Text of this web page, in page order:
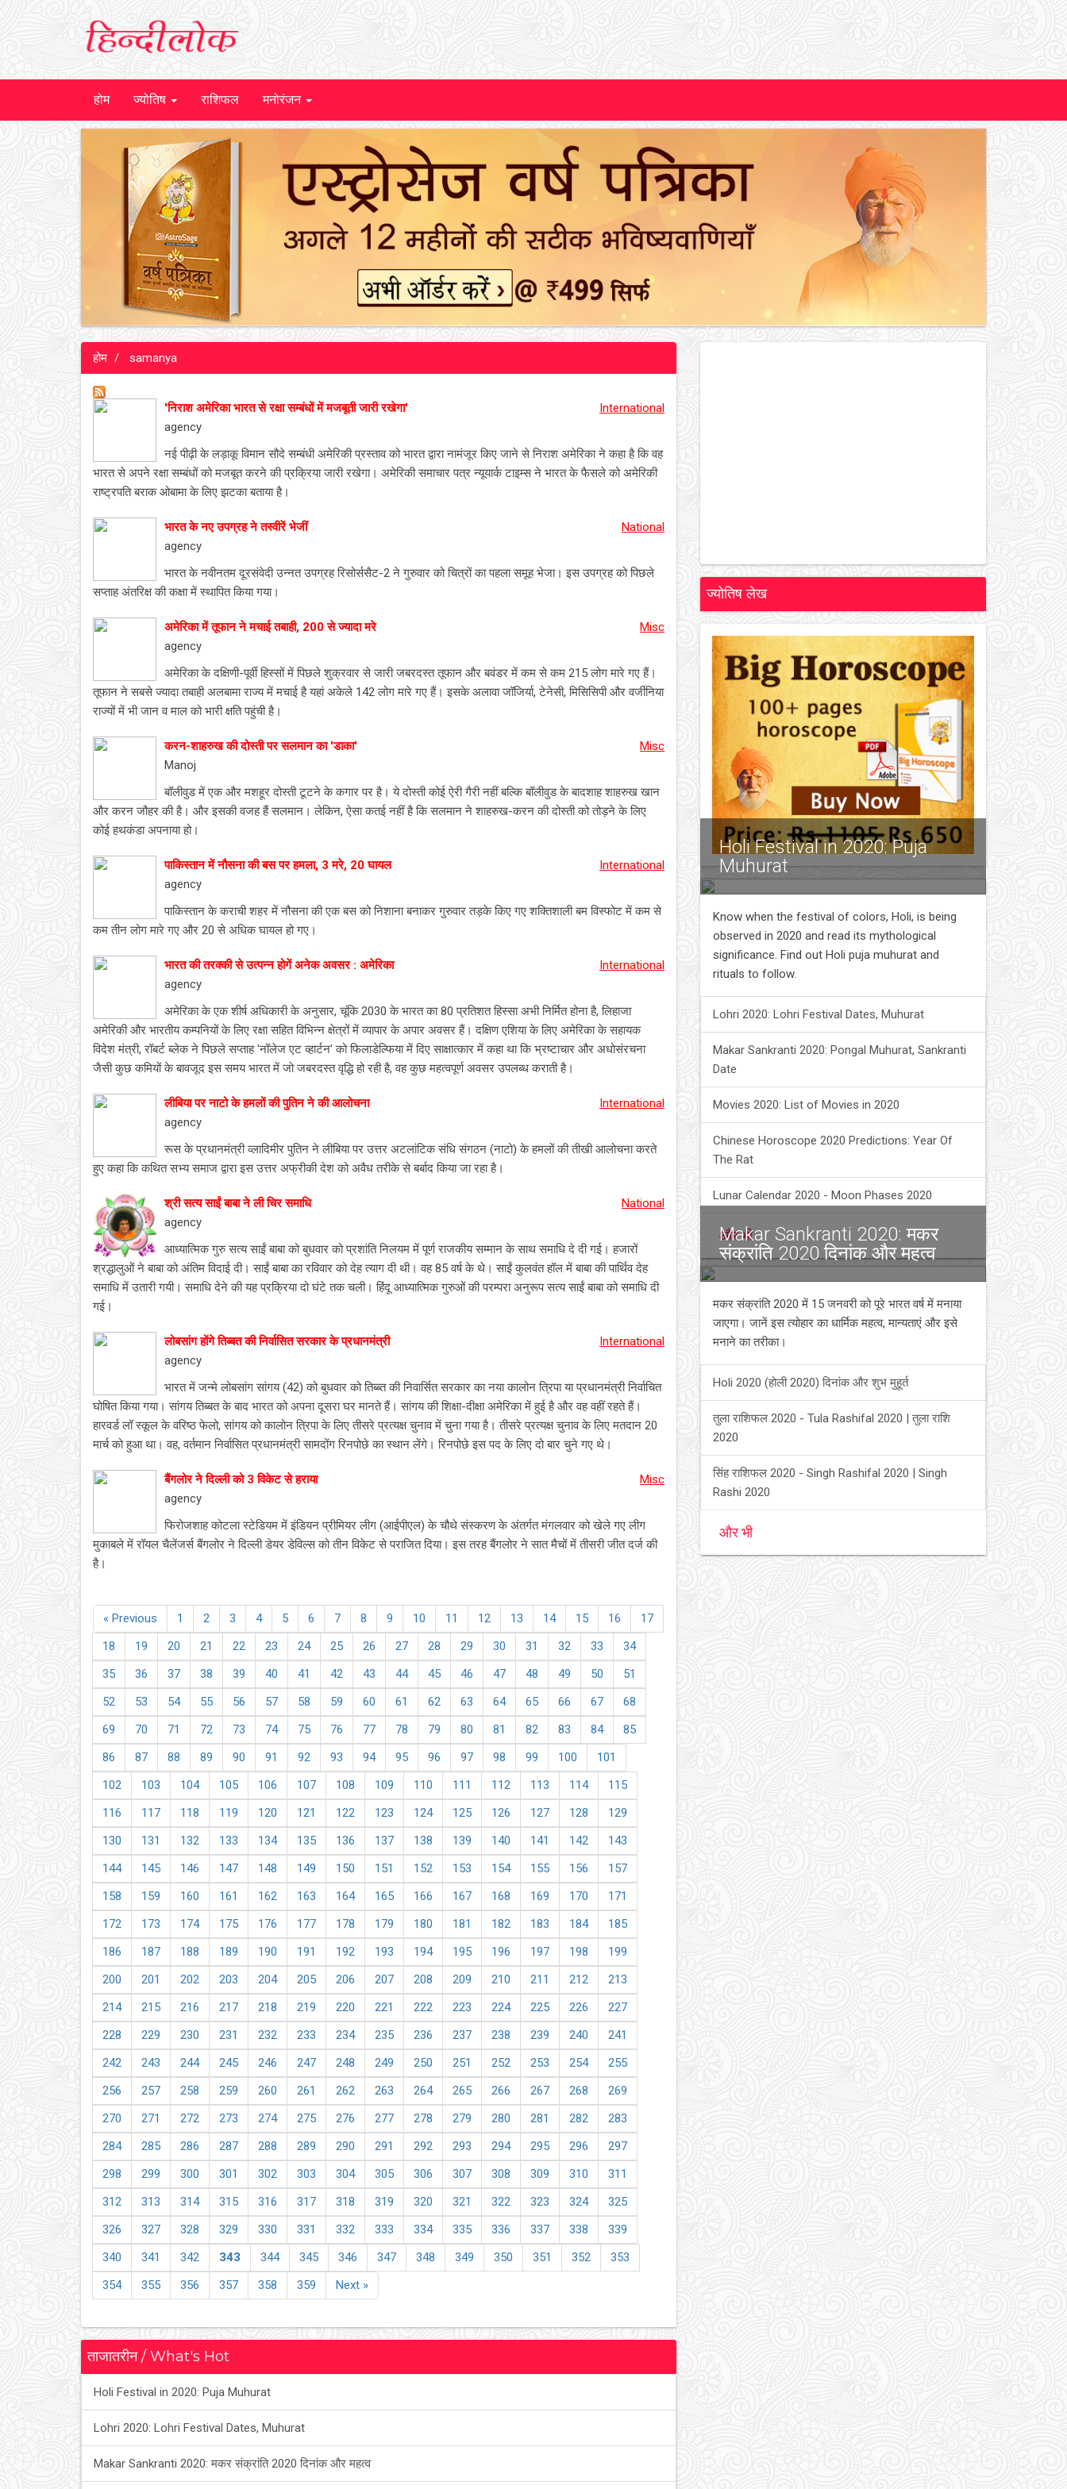
होम ज्योतिष राशिफल मनोरंजन
होम samanya
'निराश अमेरिका भारत से रक्षा सम्बंधों में मजबूती जारी रखेगा'
International
agency
नई पीढ़ी के लड़ाकू विमान सौदे सम्बंधी अमेरिकी प्रस्ताव को भारत द्वारा नामंजूर किए जाने से निराश अमेरिका ने कहा है कि वह
भारत से अपने रक्षा सम्बंधों को मजबूत करने की प्रक्रिया जारी रखेगा। अमेरिकी समाचार पत्र न्यूयार्क टाइम्स ने भारत के फैसले को अमेरिकी
राष्ट्रपति बराक ओबामा के लिए झटका बताया है।
भारत के नए उपग्रह ने तस्वीरें भेजीं
National
agency
भारत के नवीनतम दूरसंवेदी उन्नत उपग्रह रिसोर्ससैट-2 ने गुरुवार को चित्रों का पहला समूह भेजा। इस उपग्रह को पिछले
सप्ताह अंतरिक्ष की कक्षा में स्थापित किया गया।
अमेरिका में तूफान ने मचाई तबाही, 200 से ज्यादा मरे
Misc
agency
अमेरिका के दक्षिणी-पूर्वी हिस्सों में पिछले शुक्रवार से जारी जबरदस्त तूफान और बवंडर में कम से कम 215 लोग मारे गए हैं।
तूफान ने सबसे ज्यादा तबाही अलबामा राज्य में मचाई है यहां अकेले 142 लोग मारे गए हैं। इसके अलावा जॉजिर्या, टेनेसी, मिसिसिपी और वर्जीनिया
राज्यों में भी जान व माल को भारी क्षति पहुंची है।
करन-शाहरुख की दोस्ती पर सलमान का 'डाका'
Misc
Manoj
बॉलीवुड में एक और मशहूर दोस्ती टूटने के कगार पर है। ये दोस्ती कोई ऐरी गैरी नहीं बल्कि बॉलीवुड के बादशाह शाहरुख खान
और करन जौहर की है। और इसकी वजह हैं सलमान। लेकिन, ऐसा कतई नहीं है कि सलमान ने शाहरुख-करन की दोस्ती को तोड़ने के लिए
कोई हथकंडा अपनाया हो।
पाकिस्तान में नौसना की बस पर हमला, 3 मरे, 20 घायल
International
agency
पाकिस्तान के कराची शहर में नौसना की एक बस को निशाना बनाकर गुरुवार तड़के किए गए शक्तिशाली बम विस्फोट में कम से
कम तीन लोग मारे गए और 20 से अधिक घायल हो गए।
भारत की तरक्‍की से उत्‍पन्‍न होगें अनेक अवसर : अमेरिका
International
agency
अमेरिका के एक शीर्ष अधिकारी के अनुसार, चूंकि 2030 के भारत का 80 प्रतिशत हिस्सा अभी निर्मित होना है, लिहाजा
अमेरिकी और भारतीय कम्पनियों के लिए रक्षा सहित विभिन्न क्षेत्रों में व्यापार के अपार अवसर हैं। दक्षिण एशिया के लिए अमेरिका के सहायक
विदेश मंत्री, रॉबर्ट ब्लेक ने पिछले सप्ताह 'नॉलेज एट व्हार्टन' को फिलाडेल्फिया में दिए साक्षात्कार में कहा था कि भ्रष्टाचार और अधोसंरचना
जैसी कुछ कमियों के बावजूद इस समय भारत में जो जबरदस्त वृद्धि हो रही है, वह कुछ महत्वपूर्ण अवसर उपलब्ध कराती है।
लीबिया पर नाटो के हमलों की पुतिन ने की आलोचना
International
agency
रूस के प्रधानमंत्री व्लादिमीर पुतिन ने लीबिया पर उत्तर अटलांटिक संधि संगठन (नाटो) के हमलों की तीखी आलोचना करते
हुए कहा कि कथित सभ्य समाज द्वारा इस उत्तर अफ्रीकी देश को अवैध तरीके से बर्बाद किया जा रहा है।
श्री सत्य साईं बाबा ने ली चिर समाधि
National
agency
आध्यात्मिक गुरु सत्य साईं बाबा को बुधवार को प्रशांति निलयम में पूर्ण राजकीय सम्मान के साथ समाधि दे दी गई। हजारों
श्रद्धालुओं ने बाबा को अंतिम विदाई दी। साईं बाबा का रविवार को देह त्याग दी थी। वह 85 वर्ष के थे। साईं कुलवंत हॉल में बाबा की पार्थिव देह
समाधि में उतारी गयी। समाधि देने की यह प्रक्रिया दो घंटे तक चली। हिंदू आध्यात्मिक गुरुओं की परम्परा अनुरूप सत्य साईं बाबा को समाधि दी
गई।
लोबसांग होंगे तिब्‍बत की निर्वासित सरकार के प्रधानमंत्री
International
agency
भारत में जन्मे लोबसांग सांगय (42) को बुधवार को तिब्ब्त की निवार्सित सरकार का नया कालोन त्रिपा या प्रधानमंत्री निर्वाचित
घोषित किया गया। सांगय तिब्बत के बाद भारत को अपना दूसरा घर मानते हैं। सांगय की शिक्षा-दीक्षा अमेरिका में हुई है और वह वहीं रहते हैं।
हारवर्ड लॉ स्कूल के वरिष्ठ फेलो, सांगय को कालोन त्रिपा के लिए तीसरे प्रत्यक्ष चुनाव में चुना गया है। तीसरे प्रत्यक्ष चुनाव के लिए मतदान 20
मार्च को हुआ था। वह, वर्तमान निर्वासित प्रधानमंत्री सामदोंग रिनपोछे का स्थान लेंगे। रिनपोछे इस पद के लिए दो बार चुने गए थे।
बैंगलोर ने दिल्ली को 3 विकेट से हराया
Misc
agency
फिरोजशाह कोटला स्टेडियम में इंडियन प्रीमियर लीग (आईपीएल) के चौथे संस्करण के अंतर्गत मंगलवार को खेले गए लीग
मुकाबले में रॉयल चैलेंजर्स बैंगलोर ने दिल्ली डेयर डेविल्स को तीन विकेट से पराजित दिया। इस तरह बैंगलोर ने सात मैचों में तीसरी जीत दर्ज की
है।
« Previous 1 2 3 4 5 6 7 8 9 10 11 12 13 14 15 16
17
18
19 20 21 22 23 24 25 26 27 28 29 30 31 32 33
34
35
36 37 38 39 40 41 42 43 44 45 46 47 48 49 50
51
52
53 54 55 56 57 58 59 60 61 62 63 64 65 66 67
68
69
70 71 72 73 74 75 76 77 78 79 80 81 82 83 84
85
86
87 88 89 90 91 92 93 94 95 96 97 98 99 100
101
102
103 104 105 106 107 108 109 110 111 112 113 114
115
116
117 118 119 120 121 122 123 124 125 126 127 128
129
130
131 132 133 134 135 136 137 138 139 140 141 142
143
144
145 146 147 148 149 150 151 152 153 154 155 156
157
158
159 160 161 162 163 164 165 166 167 168 169 170
171
172
173 174 175 176 177 178 179 180 181 182 183 184
185
186
187 188 189 190 191 192 193 194 195 196 197 198
199
200
201 202 203 204 205 206 207 208 209 210 211 212
213
214
215 216 217 218 219 220 221 222 223 224 225 226
227
228
229 230 231 232 233 234 235 236 237 238 239 240
241
242
243 244 245 246 247 248 249 250 251 252 253 254
255
256
257 258 259 260 261 262 263 264 265 266 267 268
269
270
271 272 273 274 275 276 277 278 279 280 281 282
283
284
285 286 287 288 289 290 291 292 293 294 295 296
297
298
299 300 301 302 303 304 305 306 307 308 309 310
311
312
313 314 315 316 317 318 319 320 321 322 323 324
325
326
327 328 329 330 331 332 333 334 335 336 337 338
339
340
341 342 343 344 345 346 347 348 349 350 351 352
353
354
355 356 357 358 359 Next »
ताजातरीन / What's Hot
Holi Festival in 2020: Puja Muhurat
Lohri 2020: Lohri Festival Dates, Muhurat
Makar Sankranti 2020: मकर संक्रांति 2020 दिनांक और महत्व
ज्योतिष लेख
Holi Festival in 2020: Puja
Muhurat
Know when the festival of colors, Holi, is being
observed in 2020 and read its mythological
significance. Find out Holi puja muhurat and
rituals to follow.
Lohri 2020: Lohri Festival Dates, Muhurat
Makar Sankranti 2020: Pongal Muhurat, Sankranti
Date
Movies 2020: List of Movies in 2020
Chinese Horoscope 2020 Predictions: Year Of
The Rat
Lunar Calendar 2020 - Moon Phases 2020
और भी
Makar Sankranti 2020: मकर
संक्रांति 2020 दिनांक और महत्व
मकर संक्रांति 2020 में 15 जनवरी को पूरे भारत वर्ष में मनाया
जाएगा। जानें इस त्योहार का धार्मिक महत्व, मान्यताएं और इसे
मनाने का तरीका।
Holi 2020 (होली 2020) दिनांक और शुभ मुहूर्त
तुला राशिफल 2020 - Tula Rashifal 2020 | तुला राशि
2020
सिंह राशिफल 2020 - Singh Rashifal 2020 | Singh
Rashi 2020
और भी